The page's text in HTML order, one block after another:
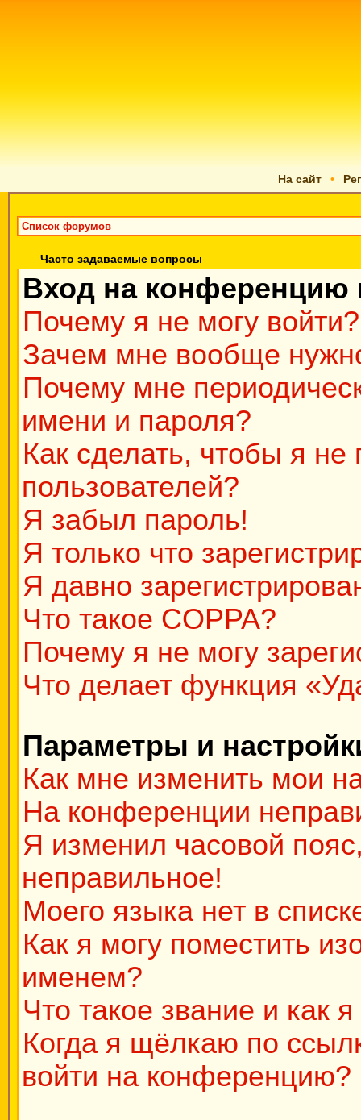
На сайт •
Список форумов
Часто задаваемые вопросы
Вход на конференцию
Почему я не могу войти?
Зачем мне вообще
Почему мне
имени и пароля?
Как сделать, чтобы я не
пользователей?
Я забыл пароль!
Я только что
Я давно
Что такое COPPA?
Почему я не могу
Что делает функция
Параметры и
Как мне изменить мои
На конференции
Я изменил часовой
неправильное!
Моего языка нет в
Как я могу поместить
именем?
Что такое звание и как
Когда я щёлкаю по
войти на конференцию?